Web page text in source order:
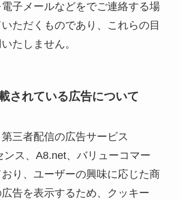
子メールなどをでご連絡する場
ただくものであり、これらの目
たしません。
されている広告について
三者配信の広告サービス
ンス、A8.net、バリューコマー
り、ユーザーの興味に応じた商
告を表示するため、クッキー